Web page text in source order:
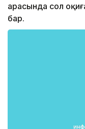
арасында сол
бар.